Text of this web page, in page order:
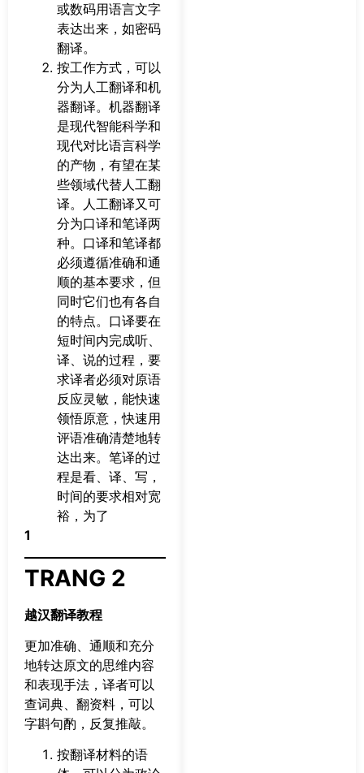
或数码用语言文字
表达出来，如密码
翻译。
按工作方式，可以
分为人工翻译和机
器翻译。机器翻译
是现代智能科学和
现代对比语言科学
的产物，有望在某
些领域代替人工翻
译。人工翻译又可
分为口译和笔译两
种。口译和笔译都
必须遵循准确和通
顺的基本要求，但
同时它们也有各自
的特点。口译要在
短时间内完成听、
译、说的过程，要
求译者必须对原语
反应灵敏，能快速
领悟原意，快速用
评语准确清楚地转
达出来。笔译的过
程是看、译、写，
时间的要求相对宽
裕，为了
1
TRANG 2
越汉翻译教程
更加准确、通顺和充分
地转达原文的思维内容
和表现手法，译者可以
查词典、翻资料，可以
字斟句酌，反复推敲。
按翻译材料的语